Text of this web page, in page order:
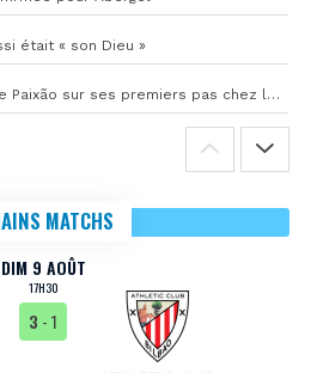
était « son Dieu »
Mmadi dévoile l’influence de Paixão sur ses premiers pas chez les pros
MATCHS
DIM 9 AOÛT
17H30
3 - 1